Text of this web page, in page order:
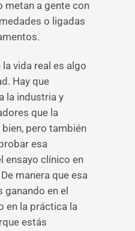
metan a gente con
o ligadas
vida real es algo
Hay que
la industria y
que la
pero también
esa
ensayo clínico en
manera que esa
en el
en la práctica la
estás